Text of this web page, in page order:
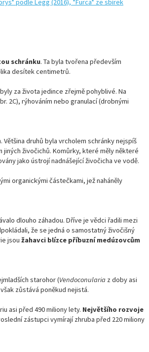
schránku. Ta byla tvořena především
desítek centimetrů.
za života jedince zřejmě pohyblivé. Na
2C), rýhováním nebo granulací (drobnými
druhů byla vrcholem schránky nejspíš
jiných živočichů. Komůrky, které měly některé
jako ústrojí nadnášející živočicha ve vodě.
organickými částečkami, jež naháněly
dlouho záhadou. Dříve je vědci řadili mezi
že se jedná o samostatný živočišný
jsou žahavci blízce příbuzní medúzovcům
starohor (Vendoconularia z doby asi
zůstává poněkud nejistá.
asi před 490 miliony lety. Největšího rozvoje
zástupci vymírají zhruba před 220 miliony